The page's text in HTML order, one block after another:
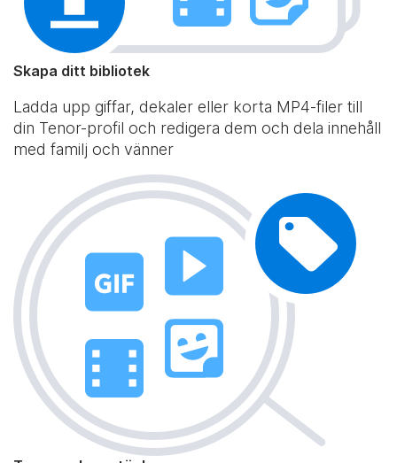
Skapa ditt bibliotek
Ladda upp giffar, dekaler eller korta MP4-filer till
din Tenor-profil och redigera dem och dela innehåll
med familj och vänner